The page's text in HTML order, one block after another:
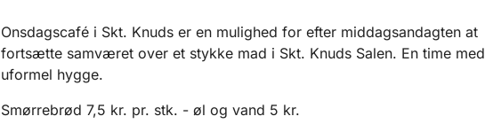
Onsdagscafé i Skt. Knuds er en mulighed for efter middagsandagten at
fortsætte samværet over et stykke mad i Skt. Knuds Salen. En time med
uformel hygge.
Smørrebrød 7,5 kr. pr. stk. - øl og vand 5 kr.